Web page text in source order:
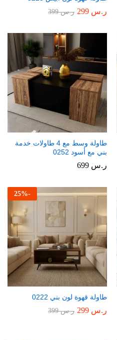
ر.س ر.س399
طاولة وسط مع 4 طاولات خدمة
بني مع أسود 0252
ر.س
-
25%
طاولة قهوة لون بني 0222
ر.س ر.س399